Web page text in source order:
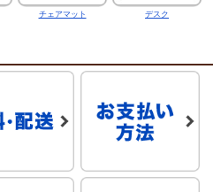
チェアマット デスク